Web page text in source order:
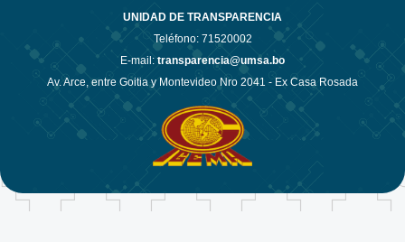
UNIDAD DE TRANSPARENCIA
Teléfono: 71520002
E-mail: transparencia@umsa.bo
Av. Arce, entre Goitia y Montevideo Nro 2041 - Ex Casa Rosada